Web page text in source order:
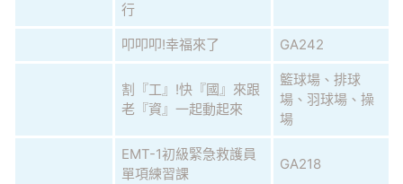
行
叩叩叩!幸福來了 GA242
割『工』!快『國』來跟
老『資』一起動起來
籃球場、排球
場、羽球場、操
場
EMT-1初級緊急救護員
單項練習課
GA218